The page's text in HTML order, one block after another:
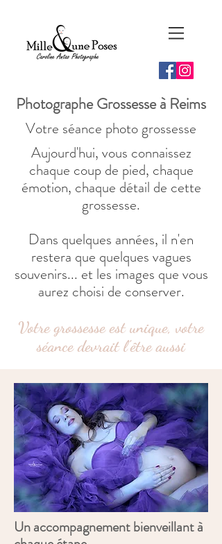
Photographe Grossesse à Reims
Votre séance photo grossesse
Aujourd'hui, vous connaissez
chaque coup de pied, chaque
émotion, chaque détail de cette
grossesse.
Dans quelques années, il n'en
restera que quelques vagues
souvenirs... et les images que vous
aurez choisi de conserver.
Votre grossesse est unique, votre
séance devrait l'être aussi
Un accompagnement bienveillant à